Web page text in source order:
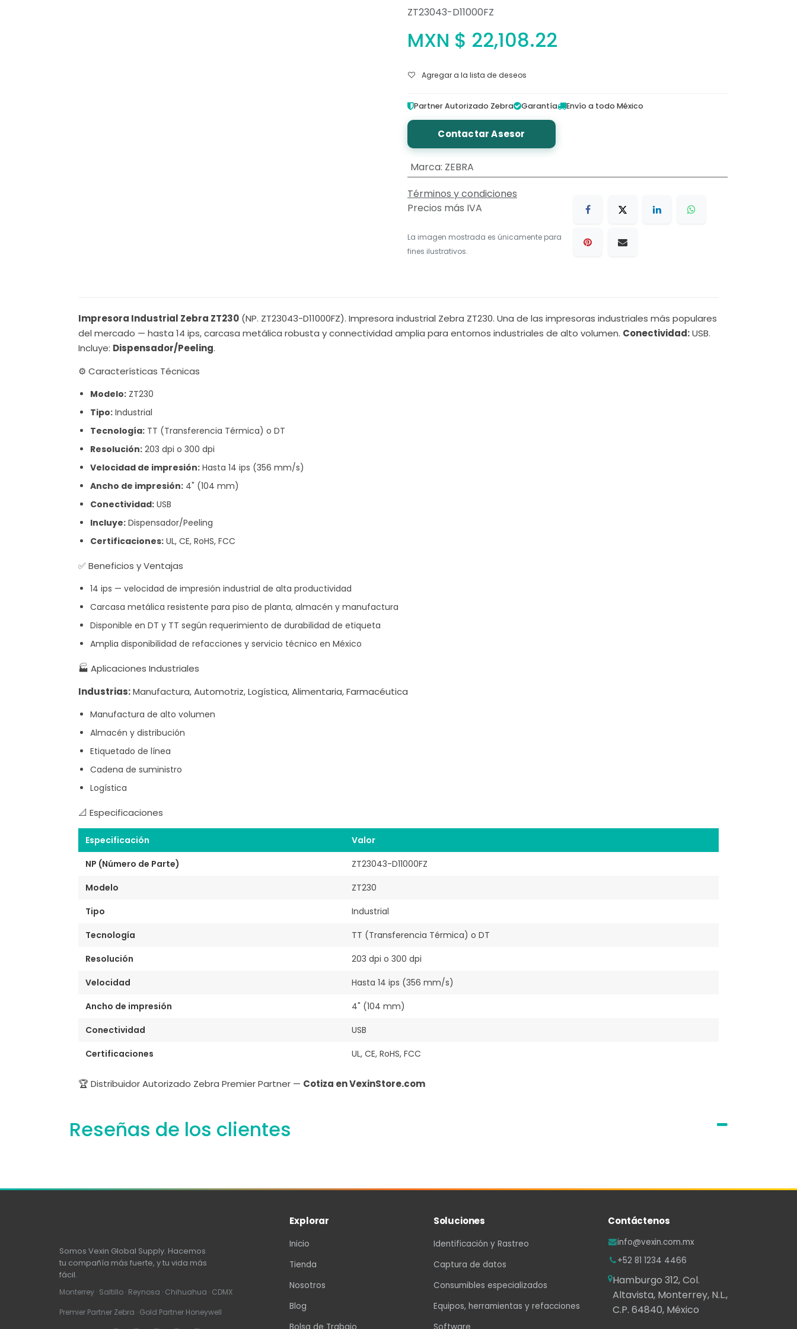
ZT23043-D11000FZ
MXN $ 22,108.22
Agregar a la lista de deseos
Partner Autorizado Zebra Garantía Envío a todo México
Contactar Asesor
Marca: ZEBRA
Términos y condiciones
Precios más IVA
La imagen mostrada es únicamente para
fines ilustrativos.
Impresora Industrial Zebra ZT230 (NP. ZT23043-D11000FZ). Impresora industrial Zebra ZT230. Una de las impresoras industriales más populares
del mercado — hasta 14 ips, carcasa metálica robusta y connectividad amplia para entornos industriales de alto volumen. Conectividad:USB.
Incluye: Dispensador/Peeling.
⚙️ Características Técnicas
Modelo: ZT230
Tipo: Industrial
Tecnología: TT (Transferencia Térmica) o DT
Resolución: 203 dpi o 300 dpi
Velocidad de impresión: Hasta 14 ips (356 mm/s)
Ancho de impresión: 4" (104 mm)
Conectividad: USB
Incluye: Dispensador/Peeling
Certificaciones: UL, CE, RoHS, FCC
✅ Beneficios y Ventajas
14 ips — velocidad de impresión industrial de alta productividad
Carcasa metálica resistente para piso de planta, almacén y manufactura
Disponible en DT y TT según requerimiento de durabilidad de etiqueta
Amplia disponibilidad de refacciones y servicio técnico en México
🏭 Aplicaciones Industriales
Industrias:Manufactura, Automotriz, Logística, Alimentaria, Farmacéutica
Manufactura de alto volumen
Almacén y distribución
Etiquetado de línea
Cadena de suministro
Logística
📐 Especificaciones
Especificación
Valor
NP (Número de Parte)
ZT23043-D11000FZ
Modelo
ZT230
Tipo
Industrial
Tecnología
TT (Transferencia Térmica) o DT
Resolución
203 dpi o 300 dpi
Velocidad
Hasta 14 ips (356 mm/s)
Ancho de impresión
4" (104 mm)
Conectividad
USB
Certificaciones
UL, CE, RoHS, FCC
🏆 Distribuidor Autorizado Zebra Premier Partner — Cotiza en VexinStore.com
Reseñas de los clientes
Somos Vexin Global Supply. Hacemos
tu compañía más fuerte, y tu vida más
fácil.
Monterrey · Saltillo · Reynosa · Chihuahua · CDMX
Premier Partner Zebra · Gold Partner Honeywell
Explorar
Inicio
Tienda
Nosotros
Blog
Soluciones
Identificación y Rastreo
Captura de datos
Consumibles especializados
Equipos, herramientas y refacciones
Contáctenos
info@vexin.com.mx
+52 81 1234 4466
Hamburgo 312, Col.
Altavista, Monterrey, N.L.,
C.P. 64840, México